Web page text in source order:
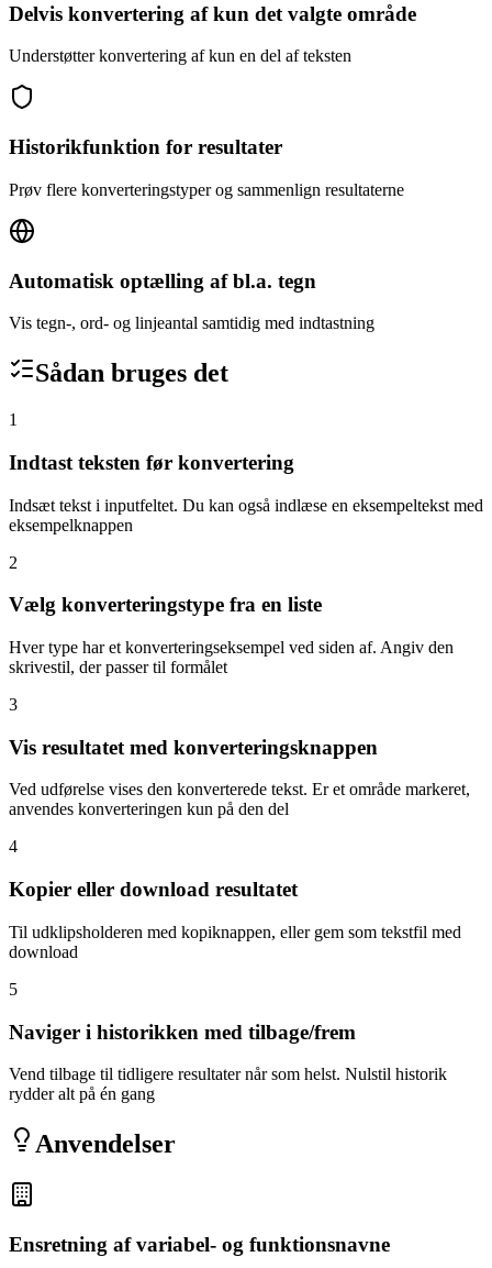
Delvis konvertering af kun det valgte område
Understøtter konvertering af kun en del af teksten
Historikfunktion for resultater
Prøv flere konverteringstyper og sammenlign resultaterne
Automatisk optælling af bl.a. tegn
Vis tegn-, ord- og linjeantal samtidig med indtastning
Sådan bruges det
1
Indtast teksten før konvertering
Indsæt tekst i inputfeltet. Du kan også indlæse en eksempeltekst med
eksempelknappen
2
Vælg konverteringstype fra en liste
Hver type har et konverteringseksempel ved siden af. Angiv den
skrivestil, der passer til formålet
3
Vis resultatet med konverteringsknappen
Ved udførelse vises den konverterede tekst. Er et område markeret,
anvendes konverteringen kun på den del
4
Kopier eller download resultatet
Til udklipsholderen med kopiknappen, eller gem som tekstfil med
download
5
Naviger i historikken med tilbage/frem
Vend tilbage til tidligere resultater når som helst. Nulstil historik
rydder alt på én gang
Anvendelser
Ensretning af variabel- og funktionsnavne